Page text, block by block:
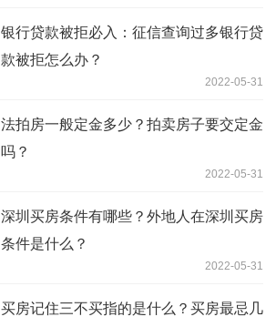
银行贷款被拒必入：征信查询过多银行贷
款被拒怎么办？
2022-05-31
法拍房一般定金多少？拍卖房子要交定金
吗？
2022-05-31
深圳买房条件有哪些？外地人在深圳买房
条件是什么？
2022-05-31
买房记住三不买指的是什么？买房最忌几